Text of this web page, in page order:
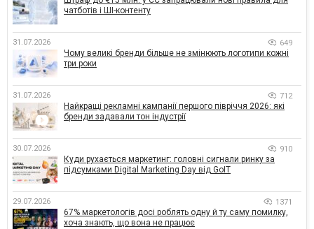
чатботів і ШІ-контенту
31.07.2026 649
Чому великі бренди більше не змінюють логотипи кожні
три роки
31.07.2026 712
Найкращі рекламні кампанії першого півріччя 2026: які
бренди задавали тон індустрії
30.07.2026 910
Куди рухається маркетинг: головні сигнали ринку за
підсумками Digital Marketing Day від GoIT
29.07.2026 1371
67% маркетологів досі роблять одну й ту саму помилку,
хоча знають, що вона не працює